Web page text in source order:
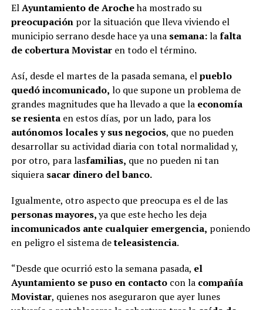
ElAyuntamiento de Arocheha mostrado su
preocupación por la situación que lleva viviendo el
municipio serrano desde hace ya una semana:lafalta
de cobertura Movistar en todo el término.
Así, desde el martes de la pasada semana, elpueblo
quedó incomunicado, lo que supone un problema de
grandes magnitudes que ha llevado a que la economía
se resienta en estos días, por un lado, para los
autónomos locales y sus negocios, que no pueden
desarrollar su actividad diaria con total normalidad y,
por otro, para lasfamilias, que no pueden ni tan
siquiera sacar dinero del banco.
Igualmente, otro aspecto que preocupa es el de las
personas mayores,ya que este hecho les deja
incomunicados ante cualquier emergencia, poniendo
en peligro el sistema deteleasistencia.
“Desde que ocurrió esto la semana pasada, el
Ayuntamiento se puso en contactocon la compañía
Movistar, quienes nos aseguraron que ayer lunes